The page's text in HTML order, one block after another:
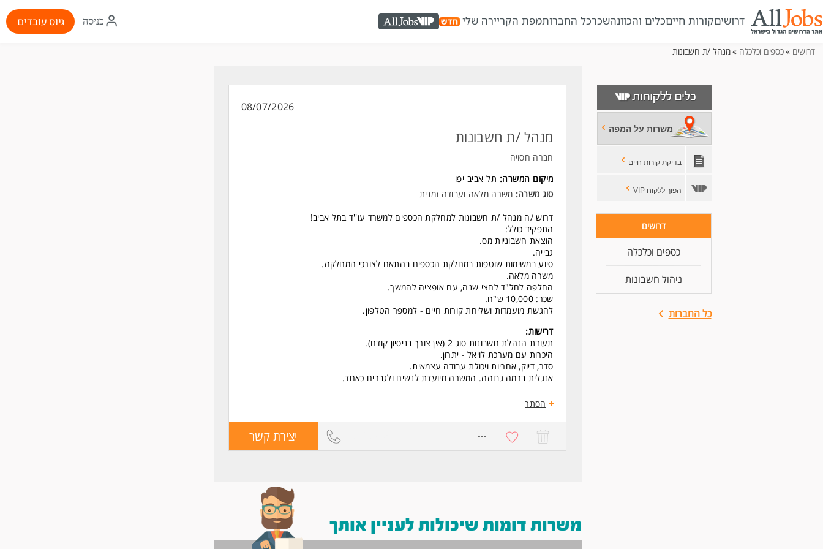
דרושיםקורות חייםכלים והכוונהשכרכל החברותמפת הקריירה שלי AllJobs VIP
איקון
התחברות
כניסה גיוס עובדים
דרושים »כספים וכלכלה » מנהל /ת חשבונות
משרות על המפה
בדיקת קורות חיים
הפוך ללקוח VIP
דרושים
כספים וכלכלה
ניהול חשבונות
כל החברות
08/07/2026
מנהל /ת חשבונות
חברה חסויה
מיקום המשרה: תל אביב יפו
סוג משרה: משרה מלאה ועבודה זמנית
דרוש /ה מנהל /ת חשבונות למחלקת הכספים למשרד עו''ד בתל אביב!
התפקיד כולל:
הוצאת חשבוניות מס.
גבייה.
סיוע במשימות שוטפות במחלקת הכספים בהתאם לצורכי המחלקה.
משרה מלאה.
החלפה לחל"ד לחצי שנה, עם אופציה להמשך.
שכר: 10,000 ש"ח.
להגשת מועמדות ושליחת קורות חיים - למספר הטלפון.
דרישות:
תעודת הנהלת חשבונות סוג 2 (אין צורך בניסיון קודם).
היכרות עם מערכת לויאל - יתרון.
סדר, דיוק, אחריות ויכולת עבודה עצמאית.
אנגלית ברמה גבוהה. המשרה מיועדת לנשים ולגברים כאחד.
הסתר
יצירת קשרהגש
משרות דומות שיכולות לעניין אותך